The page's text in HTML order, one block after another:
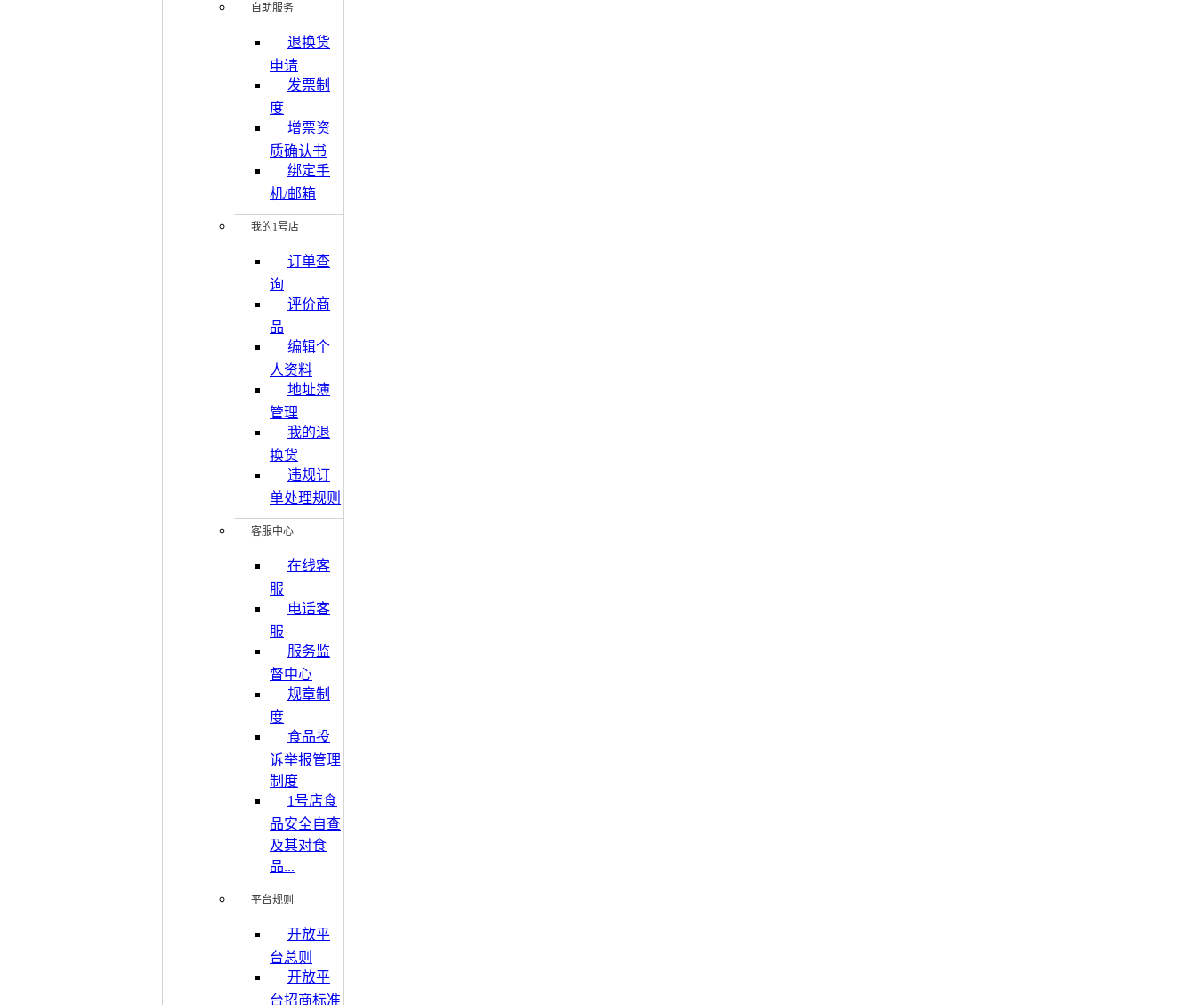
自助服务
退换货
申请
发票制
度
增票资
质确认书
绑定手
机/邮箱
我的1号店
订单查
询
评价商
品
编辑个
人资料
地址簿
管理
我的退
换货
违规订
单处理规则
客服中心
在线客
服
电话客
服
服务监
督中心
规章制
度
食品投
诉举报管理
制度
1号店食
品安全自查
及其对食
品...
平台规则
开放平
台总则
开放平
台招商标准